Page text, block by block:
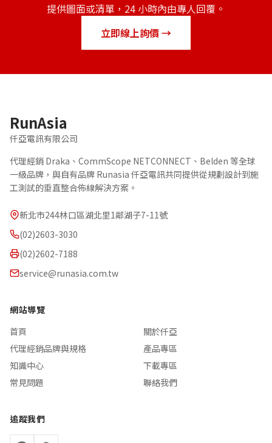
提供圖面或清單，24 小時內由專人回覆。
立即線上詢價 →
RunAsia
仟亞電訊有限公司
代理經銷 Draka、CommScope NETCONNECT、Belden 等全球
一級品牌，與自有品牌 Runasia 仟亞電訊共同提供從規劃設計到施
工測試的垂直整合佈線解決方案。
新北市244林口區湖北里1鄰湖子7-11號
(02)2603-3030
(02)2602-7188
service@runasia.com.tw
網站導覽
首頁
關於仟亞
代理經銷品牌與規格
產品專區
知識中心
下載專區
常見問題
聯絡我們
追蹤我們